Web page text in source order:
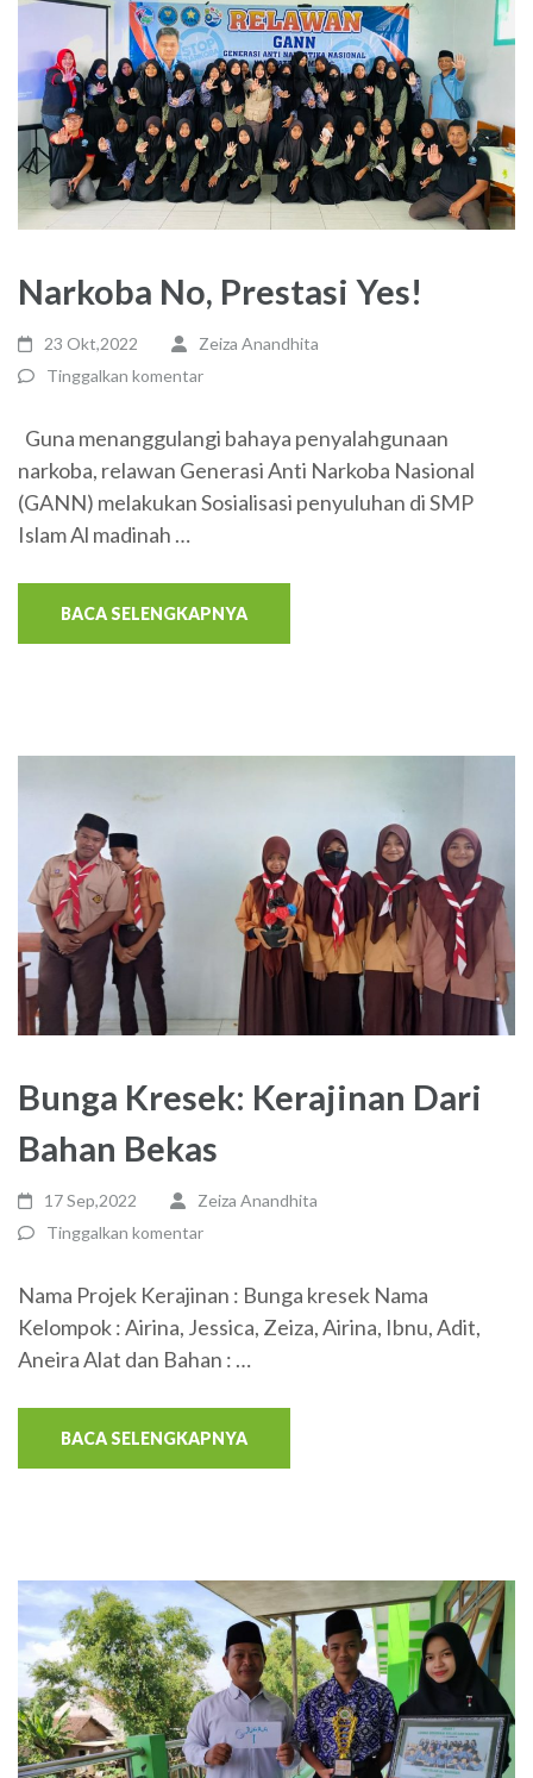
Narkoba No, Prestasi Yes!
23 Okt,2022
Zeiza Anandhita
Tinggalkan komentar
Guna menanggulangi bahaya penyalahgunaan
narkoba, relawan Generasi Anti Narkoba Nasional
(GANN) melakukan Sosialisasi penyuluhan di SMP
Islam Al madinah …
BACA SELENGKAPNYA
Bunga Kresek: Kerajinan Dari
Bahan Bekas
17 Sep,2022
Zeiza Anandhita
Tinggalkan komentar
Nama Projek Kerajinan : Bunga kresek Nama
Kelompok : Airina, Jessica, Zeiza, Airina, Ibnu, Adit,
Aneira Alat dan Bahan : …
BACA SELENGKAPNYA